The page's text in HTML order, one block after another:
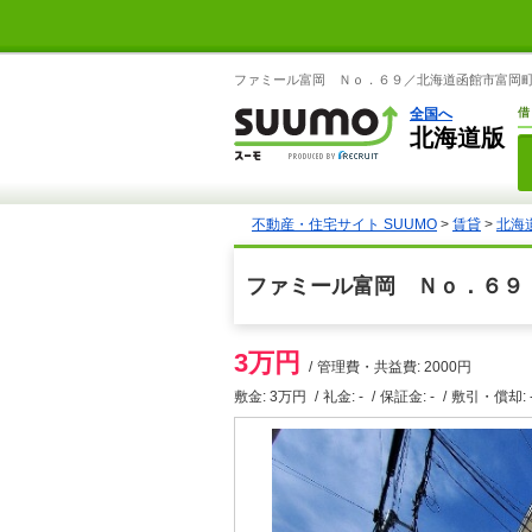
ファミール富岡 Ｎｏ．６９／北海道函館市富岡
全国へ
北海道版
借
不動産・住宅サイト SUUMO > 賃貸 > 北海
ファミール富岡 Ｎｏ．６９
3万円
管理費・共益費: 2000円
敷金: 3万円
礼金: - 保証金: - 敷引・償却: